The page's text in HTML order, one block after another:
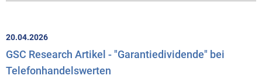
20.04.2026
GSC Research Artikel - "Garantiedividende" bei
Telefonhandelswerten